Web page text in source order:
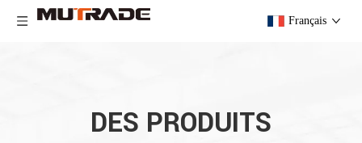
Français
DES PRODUITS